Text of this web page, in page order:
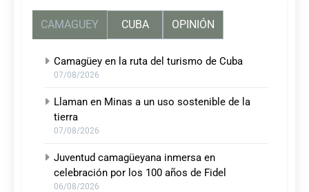
CAMAGUEY CUBA OPINIÓN
Camagüey en la ruta del turismo de Cuba
07/08/2026
Llaman en Minas a un uso sostenible de la
tierra
07/08/2026
Juventud camagüeyana inmersa en
celebración por los 100 años de Fidel
06/08/2026